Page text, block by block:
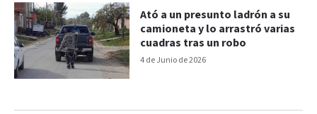
4 de Junio de 2026
Ató a un presunto ladrón a su
camioneta y lo arrastró varias
cuadras tras un robo